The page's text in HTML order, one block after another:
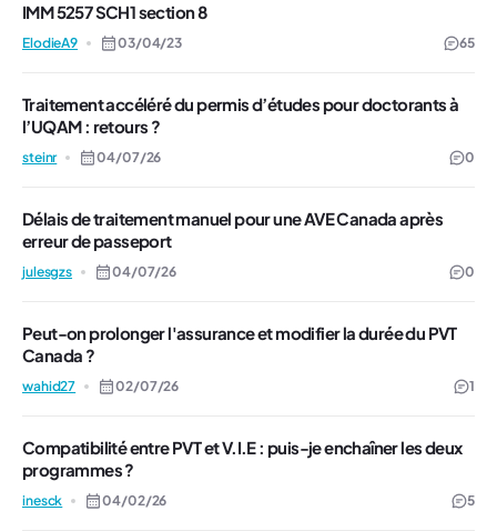
IMM 5257 SCH1 section 8
ElodieA9 03/04/23 65
Traitement accéléré du permis d’études pour doctorants à
l’UQAM : retours ?
steinr 04/07/26 0
Délais de traitement manuel pour une AVE Canada après
erreur de passeport
julesgzs 04/07/26 0
Peut-on prolonger l'assurance et modifier la durée du PVT
Canada ?
wahid27 02/07/26 1
Compatibilité entre PVT et V.I.E : puis-je enchaîner les deux
programmes ?
inesck 04/02/26 5